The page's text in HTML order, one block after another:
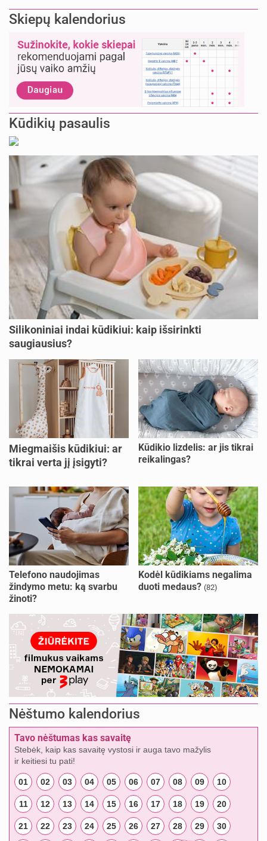
Skiepų kalendorius
Kūdikių pasaulis
Silikoniniai indai kūdikiui: kaip išsirinkti
saugiausius?
Miegmaišis kūdikiui: ar
tikrai verta jį įsigyti?
Kūdikio lizdelis: ar jis tikrai
reikalingas?
Telefono naudojimas
žindymo metu: ką svarbu
žinoti?
Kodėl kūdikiams negalima
duoti medaus? (82)
Nėštumo kalendorius
Tavo nėštumas kas savaitę
Stebėk, kaip kas savaitę vystosi ir auga tavo mažylis
ir keitiesi tu pati!
01 02 03 04 05 06 07 08 09 10
11 12 13 14 15 16 17 18 19 20
21 22 23 24 25 26 27 28 29 30